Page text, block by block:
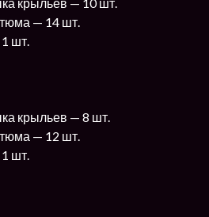
— 14 шт.
шт.
крыльев — 8 шт.
— 12 шт.
шт.